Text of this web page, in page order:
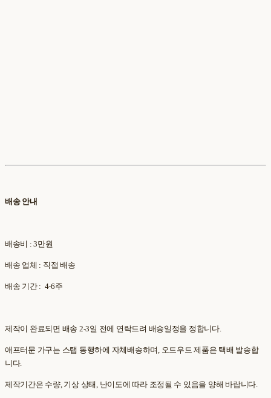
배송 안내
배송비 : 3만원
배송 업체 : 직접 배송
배송 기간 : 4-6주
제작이 완료되면 배송 2-3일 전에 연락드려 배송일정을 정합니다.
애프터문 가구는 스탭 동행하에 자체배송하며, 오드우드 제품은 택배 발송합
니다.
제작기간은 수량, 기상 상태, 난이도에 따라 조정될 수 있음을 양해 바랍니다.